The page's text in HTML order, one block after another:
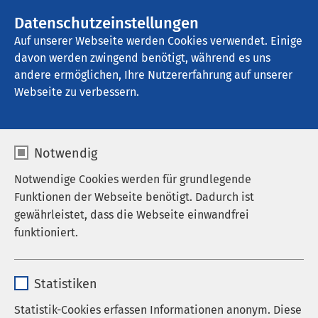
Datenschutzeinstellungen
Auf unserer Webseite werden Cookies verwendet. Einige
davon werden zwingend benötigt, während es uns
andere ermöglichen, Ihre Nutzererfahrung auf unserer
Webseite zu verbessern.
Notwendig
Notwendige Cookies werden für grundlegende
Funktionen der Webseite benötigt. Dadurch ist
gewährleistet, dass die Webseite einwandfrei
funktioniert.
Anbieter sgalinski
Statistiken
Statistik-Cookies erfassen Informationen anonym. Diese
AMEOS Klinikum Bernburg
Ergebnisse Ihrer Suche
Nutzen Sie dieses Feld, um Ihre Suche zu